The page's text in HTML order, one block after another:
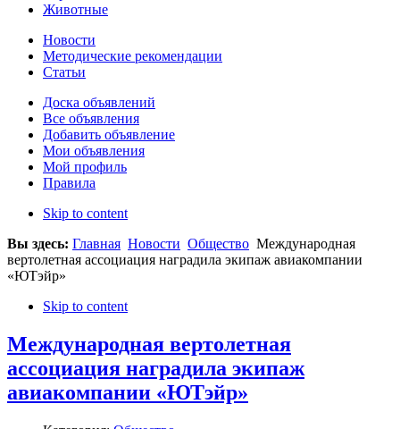
Животные
Новости
Методические рекомендации
Статьи
Доска объявлений
Все объявления
Добавить объявление
Мои объявления
Мой профиль
Правила
Skip to content
Вы здесь: Главная Новости Общество Международная
вертолетная ассоциация наградила экипаж авиакомпании
«ЮТэйр»
Skip to content
Международная вертолетная
ассоциация наградила экипаж
авиакомпании «ЮТэйр»